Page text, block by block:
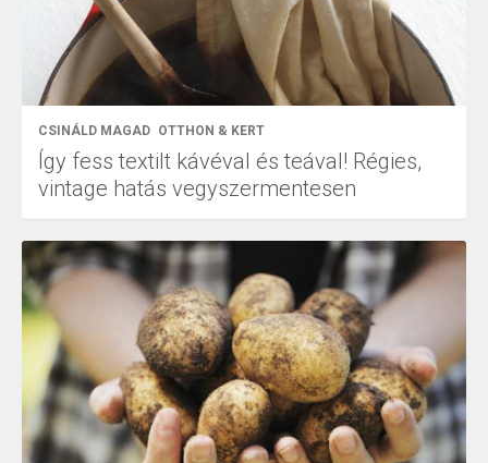
CSINÁLD MAGAD OTTHON & KERT
Így fess textilt kávéval és teával! Régies,
vintage hatás vegyszermentesen